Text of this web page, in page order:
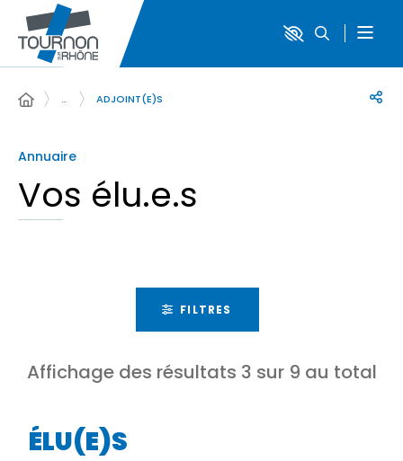
… ADJOINT(E)S
Annuaire
Vos élu.e.s
FILTRES
Affichage des résultats 3 sur 9 au total
ÉLU(E)S